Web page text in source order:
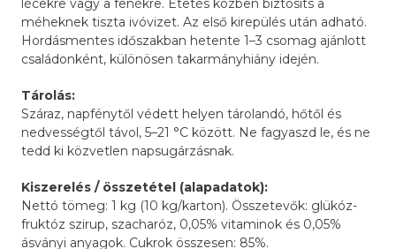
lécekre vagy a fenékre. Etetés közben biztosíts a
méheknek tiszta ivóvizet. Az első kirepülés után adható.
Hordásmentes időszakban hetente 1–3 csomag ajánlott
családonként, különösen takarmányhiány idején.
Tárolás:
Száraz, napfénytől védett helyen tárolandó, hőtől és
nedvességtől távol, 5–21 °C között. Ne fagyaszd le, és ne
tedd ki közvetlen napsugárzásnak.
Kiszerelés / összetétel (alapadatok):
Nettó tömeg: 1 kg (10 kg/karton). Összetevők: glükóz-
fruktóz szirup, szacharóz, 0,05% vitaminok és 0,05%
ásványi anyagok. Cukrok összesen: 85%.